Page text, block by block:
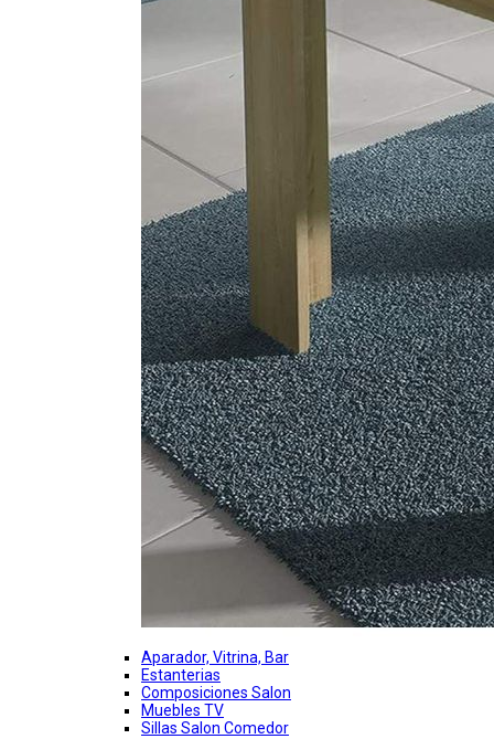
Aparador, Vitrina, Bar
Estanterias
Composiciones Salon
Muebles TV
Sillas Salon Comedor